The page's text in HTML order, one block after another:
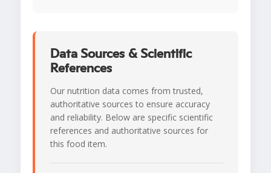
Data Sources & Scientific
References
Our nutrition data comes from trusted,
authoritative sources to ensure accuracy
and reliability. Below are specific scientific
references and authoritative sources for
this food item.